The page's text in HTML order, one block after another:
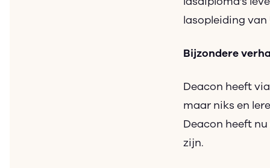
lasopleiding van
Bijzondere
Deacon heeft
maar niks en
Deacon heeft
zijn.